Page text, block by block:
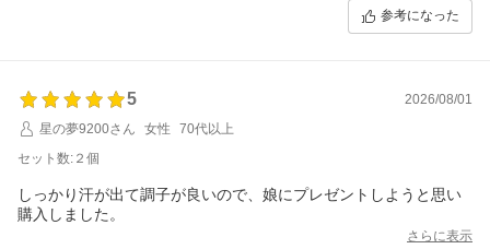
参考になった
5
2026/08/01
星の夢9200さん
女性
70代以上
セット数:２個
しっかり汗が出て調子が良いので、娘にプレゼントしようと思い
購入しました。
さらに表示